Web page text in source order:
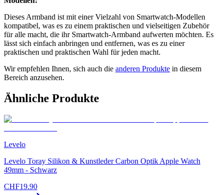
Dieses Armband ist mit einer Vielzahl von Smartwatch-Modellen
kompatibel, was es zu einem praktischen und vielseitigen Zubehör
für alle macht, die ihr Smartwatch-Armband aufwerten möchten. Es
lässt sich einfach anbringen und entfernen, was es zu einer
praktischen und praktischen Wahl für jeden macht.
Wir empfehlen Ihnen, sich auch die anderen Produkte in diesem
Bereich anzusehen.
Ähnliche Produkte
Levelo
Levelo Toray Silikon & Kunstleder Carbon Optik Apple Watch
49mm - Schwarz
CHF19.90